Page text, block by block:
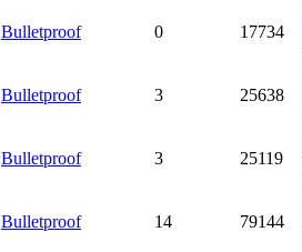
Bulletproof 0 17734
Bulletproof 3 25638
Bulletproof 3 25119
Bulletproof 14 79144